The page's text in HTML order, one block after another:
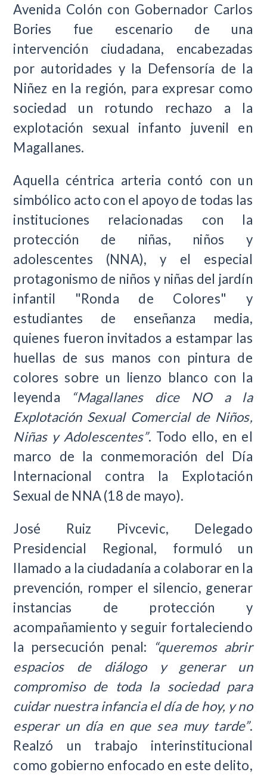
Avenida Colón con Gobernador Carlos
Bories fue escenario de una
intervención ciudadana, encabezadas
por autoridades y la Defensoría de la
Niñez en la región, para expresar como
sociedad un rotundo rechazo a la
explotación sexual infanto juvenil en
Magallanes.
Aquella céntrica arteria contó con un
simbólico acto con el apoyo de todas las
instituciones relacionadas con la
protección de niñas, niños y
adolescentes (NNA), y el especial
protagonismo de niños y niñas del jardín
infantil "Ronda de Colores" y
estudiantes de enseñanza media,
quienes fueron invitados a estampar las
huellas de sus manos con pintura de
colores sobre un lienzo blanco con la
leyenda
“Magallanes dice NO a la
Explotación Sexual Comercial de Niños,
Niñas y Adolescentes”. Todo ello, en el
marco de la conmemoración del Día
Internacional contra la Explotación
Sexual de NNA (18 de mayo).
José Ruiz Pivcevic, Delegado
Presidencial Regional, formuló un
llamado a la ciudadanía a colaborar en la
prevención, romper el silencio, generar
instancias de protección y
acompañamiento y seguir fortaleciendo
la persecución penal:
“queremos abrir
espacios de diálogo y generar un
compromiso de toda la sociedad para
cuidar nuestra infancia el día de hoy, y no
esperar un día en que sea muy tarde”.
Realzó un trabajo interinstitucional
como gobierno enfocado en este delito,